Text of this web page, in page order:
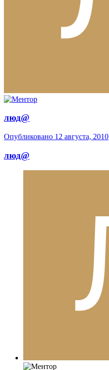
люд@
Опубликовано 12 августа, 2010
люд@